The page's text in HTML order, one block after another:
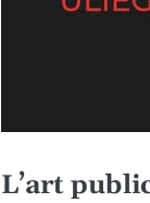
L’art